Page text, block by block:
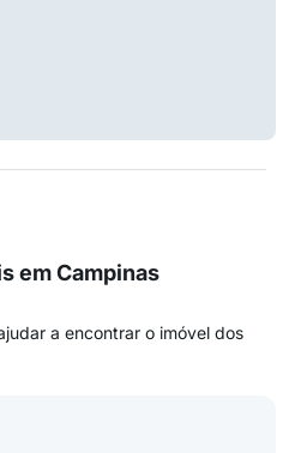
em Campinas
a encontrar o imóvel dos